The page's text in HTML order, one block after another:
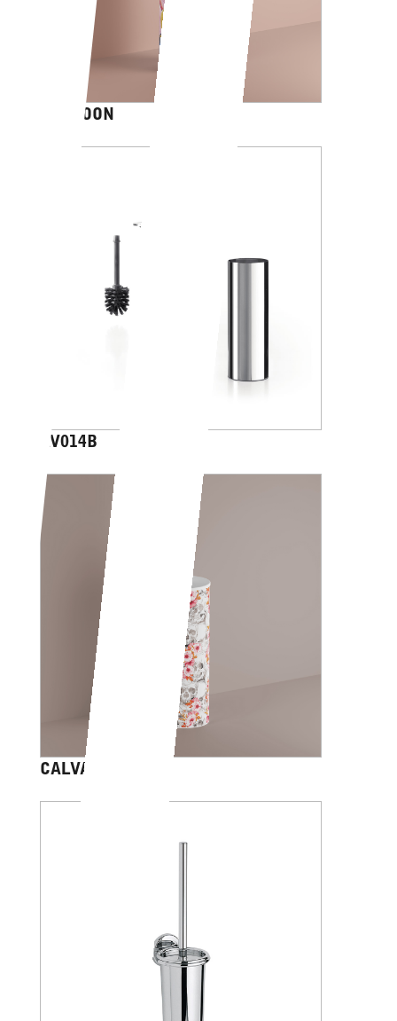
CARTOON
AV014B
CALVARIAM